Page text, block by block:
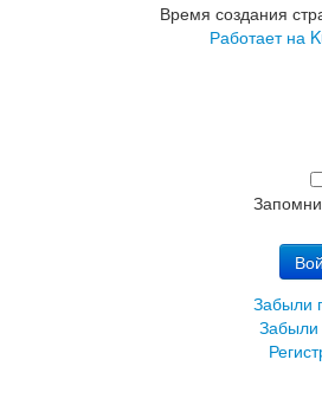
Время создания
Работает на
Забыли
Забыли